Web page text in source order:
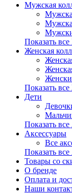
Мужская
Показать
Женская
Показать
Дети
Показать
Аксессуары
Все
Показать
Товары со
О бренде
Оплата и
Наши